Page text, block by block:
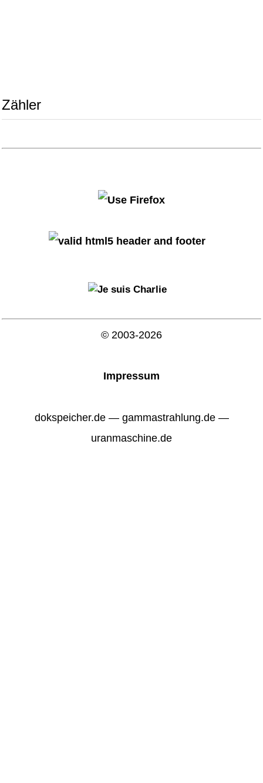
Zähler
© 2003-2026
Impressum
dokspeicher.de — gammastrahlung.de —
uranmaschine.de